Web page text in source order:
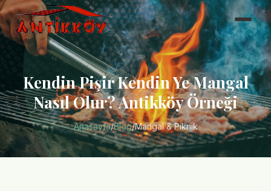
Kendin Pişir Kendin Ye Mangal
Nasıl Olur? Antikköy Örneği
Anasayfa/Blog/Mangal & Piknik